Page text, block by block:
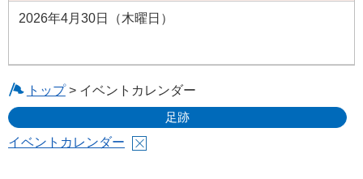
2026年4月30日（木曜日）
トップ> イベントカレンダー
足跡
イベントカレンダー